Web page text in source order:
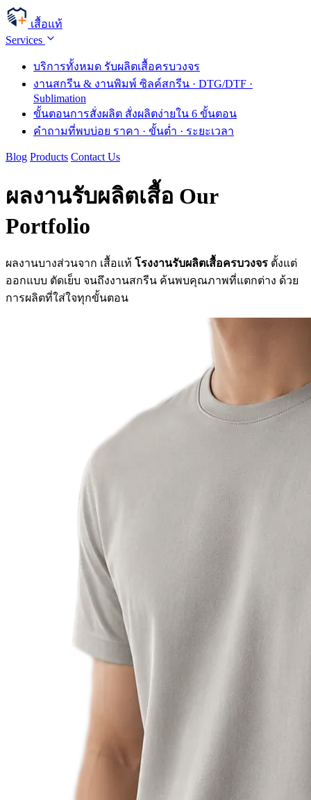
เสื้อแท้
Services
บริการทั้งหมด รับผลิตเสื้อครบวงจร
งานสกรีน & งานพิมพ์ ซิลค์สกรีน · DTG/DTF ·
Sublimation
ขั้นตอนการสั่งผลิต สั่งผลิตง่ายใน 6 ขั้นตอน
คำถามที่พบบ่อย ราคา · ขั้นต่ำ · ระยะเวลา
Blog Products Contact Us
ผลงานรับผลิตเสื้อ Our
Portfolio
ผลงานบางส่วนจาก เสื้อแท้ โรงงานรับผลิตเสื้อครบวงจร ตั้งแต่
ออกแบบ ตัดเย็บ จนถึงงานสกรีน ค้นพบคุณภาพที่แตกต่าง ด้วย
การผลิตที่ใส่ใจทุกขั้นตอน